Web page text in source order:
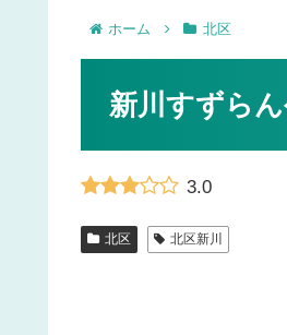
ホーム 北区
新川すずら
3.0
北区 北区新川